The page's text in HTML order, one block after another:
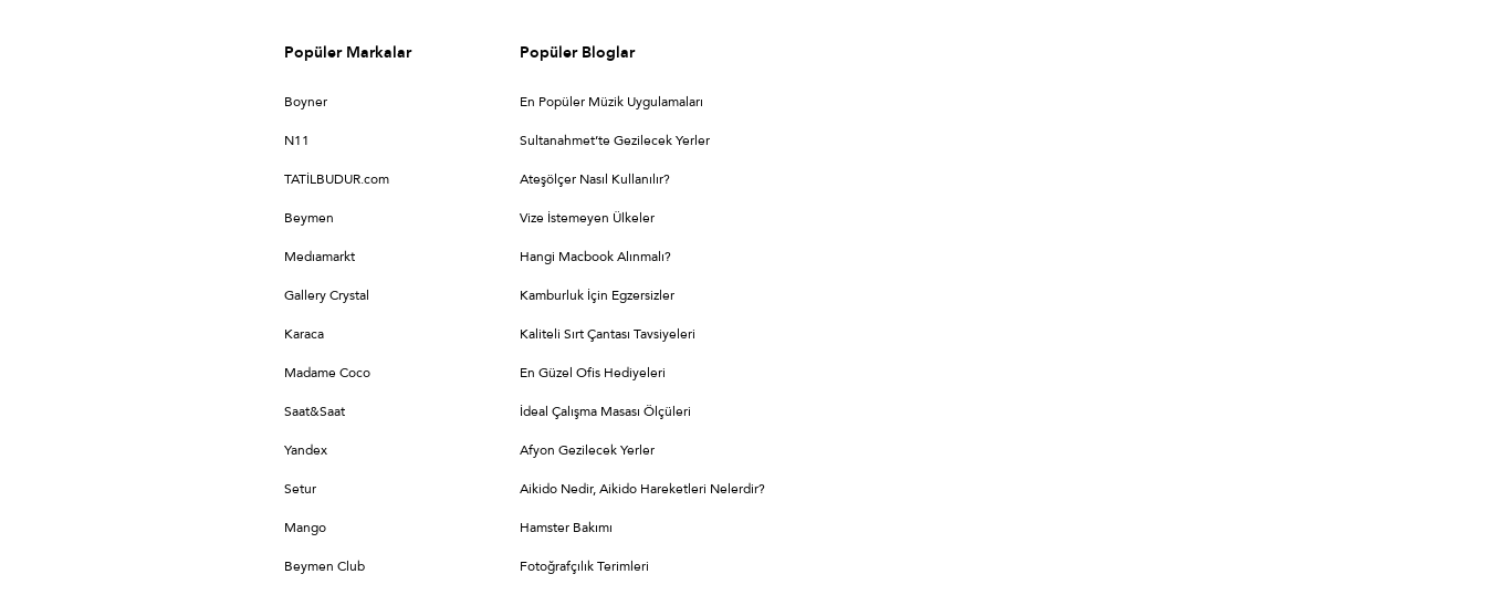
Popüler Markalar
Boyner
N11
TATİLBUDUR.com
Beymen
Medıamarkt
Gallery Crystal
Karaca
Madame Coco
Saat&Saat
Yandex
Setur
Mango
Beymen Club
Popüler Bloglar
En Popüler Müzik Uygulamaları
Sultanahmet’te Gezilecek Yerler
Ateşölçer Nasıl Kullanılır?
Vize İstemeyen Ülkeler
Hangi Macbook Alınmalı?
Kamburluk İçin Egzersizler
Kaliteli Sırt Çantası Tavsiyeleri
En Güzel Ofis Hediyeleri
İdeal Çalışma Masası Ölçüleri
Afyon Gezilecek Yerler
Aikido Nedir, Aikido Hareketleri Nelerdir?
Hamster Bakımı
Fotoğrafçılık Terimleri